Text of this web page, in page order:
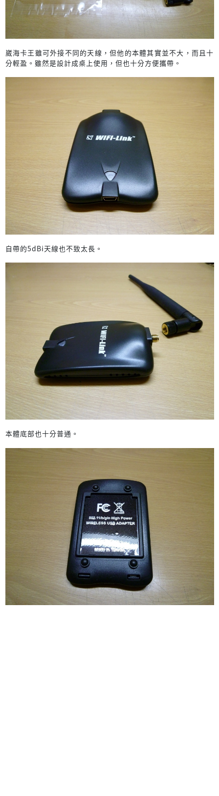
崴海卡王雖可外接不同的天線，但他的本體其實並不大，而且十
分輕盈。雖然是設計成桌上使用，但也十分方便攜帶。
自帶的5dBi天線也不致太長。
本體底部也十分普通。